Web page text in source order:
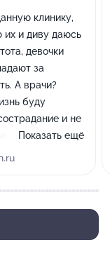
клинику,
их и диву даюсь
девочки
за
А врачи?
буду
и не
Процветания
со стажем)
Показать ещё